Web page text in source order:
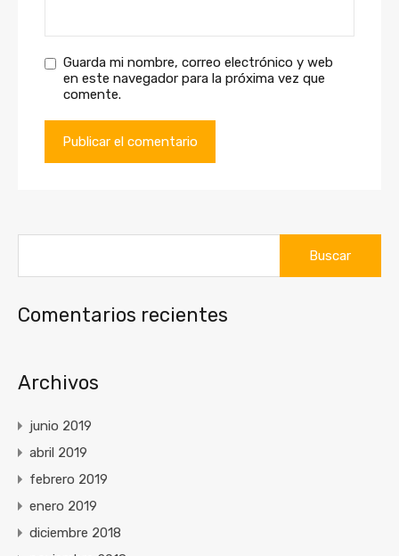
Guarda mi nombre, correo electrónico y web
en este navegador para la próxima vez que
comente.
Comentarios recientes
Archivos
junio 2019
abril 2019
febrero 2019
enero 2019
diciembre 2018